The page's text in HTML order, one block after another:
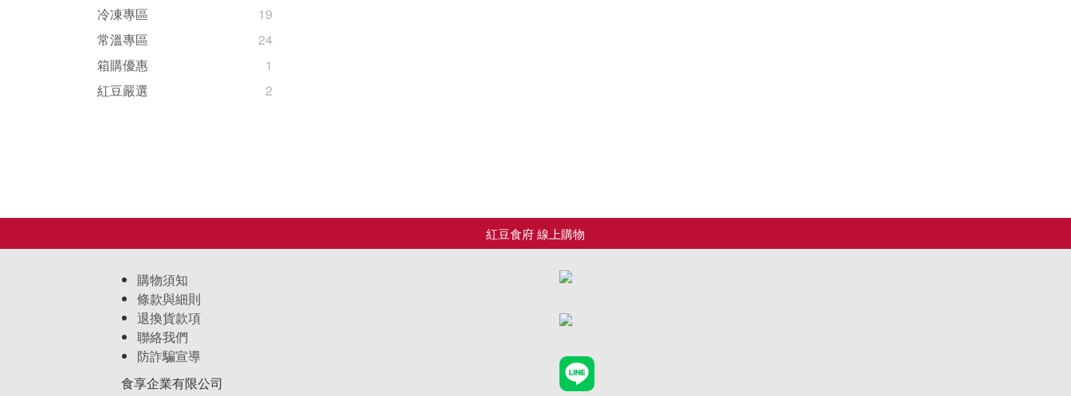
冷凍專區
19
常溫專區
24
箱購優惠
1
紅豆嚴選
2
購物須知
條款與細則
退換貨款項
聯絡我們
防詐騙宣導
食享企業有限公司